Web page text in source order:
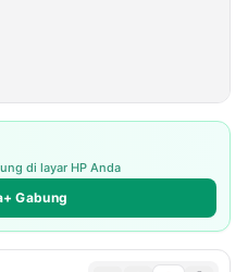
di layar HP Anda
Gabung